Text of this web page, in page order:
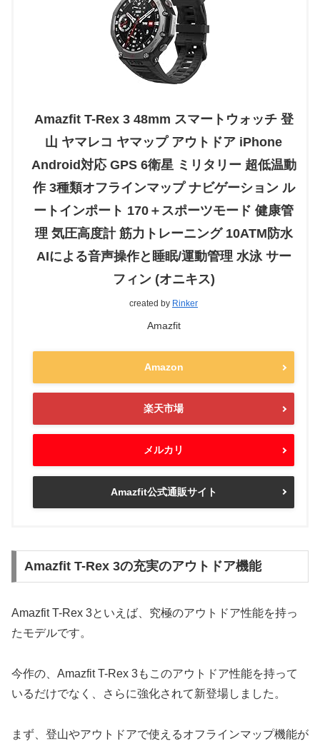
Amazfit T-Rex 3 48mm スマートウォッチ 登
山 ヤマレコ ヤマップ アウトドア iPhone
Android対応 GPS 6衛星 ミリタリー 超低温動
作 3種類オフラインマップ ナビゲーション ル
ートインポート 170＋スポーツモード 健康管
理 気圧高度計 筋力トレーニング 10ATM防水
AIによる音声操作と睡眠/運動管理 水泳 サー
フィン (オニキス)
created by Rinker
Amazfit
Amazon
楽天市場
メルカリ
Amazfit公式通販サイト
Amazfit T-Rex 3の充実のアウトドア機能
Amazfit T-Rex 3といえば、究極のアウトドア性能を持っ
たモデルです。
今作の、Amazfit T-Rex 3もこのアウトドア性能を持って
いるだけでなく、さらに強化されて新登場しました。
まず、登山やアウトドアで使えるオフラインマップ機能が